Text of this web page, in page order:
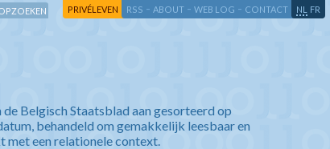
PRIVÉLEVEN RSS - ABOUT - WEB LOG - CONTACT NL FR
de Belgisch Staatsblad aan gesorteerd op
behandeld om gemakkelijk leesbaar en
met een relationele context.